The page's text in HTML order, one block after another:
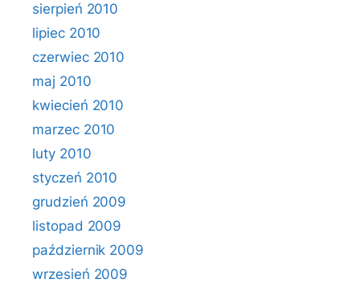
sierpień 2010
lipiec 2010
czerwiec 2010
maj 2010
kwiecień 2010
marzec 2010
luty 2010
styczeń 2010
grudzień 2009
listopad 2009
październik 2009
wrzesień 2009